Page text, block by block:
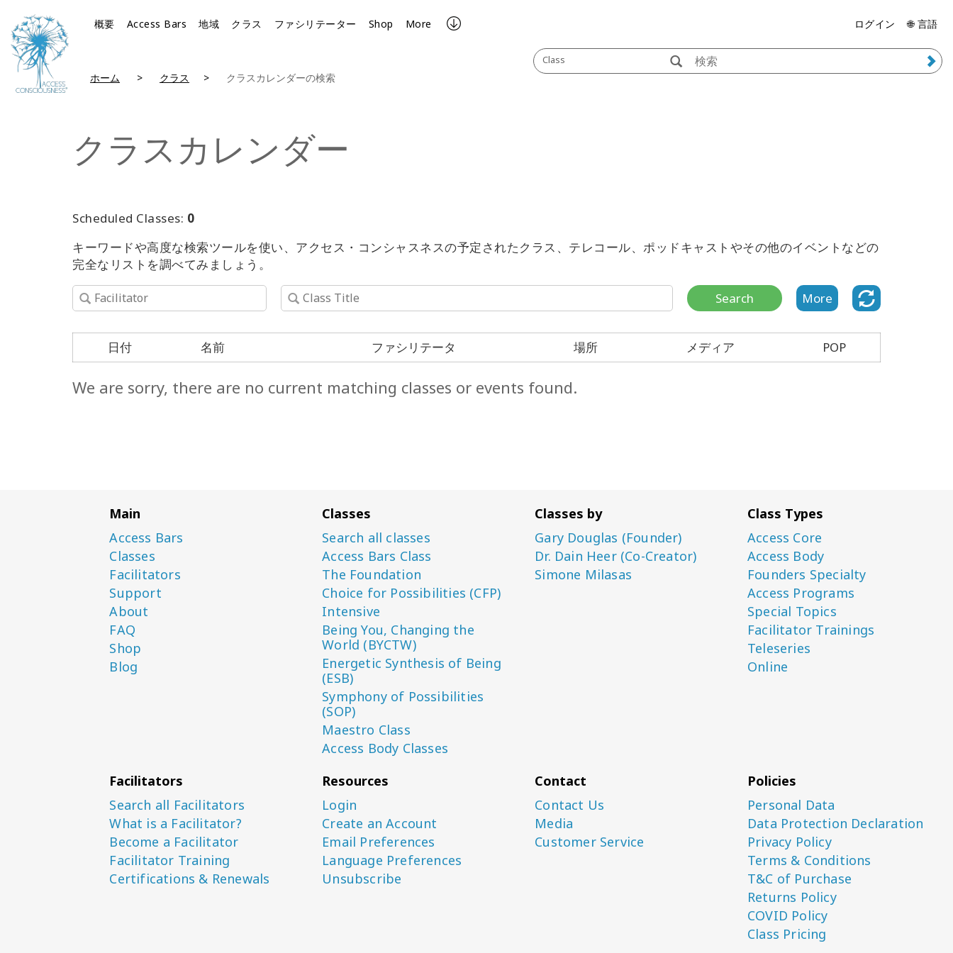
概要 Access Bars 地域 クラス ファシリテーター Shop More ログイン 🌐 言語
Class
ホーム クラス クラスカレンダーの検索
クラスカレンダー
Scheduled Classes: 0
キーワードや高度な検索ツールを使い、アクセス・コンシャスネスの予定されたクラス、テレコール、ポッドキャストやその他のイベントなどの
完全なリストを調べてみましょう。
Search More
日付 名前 ファシリテータ 場所 メディア POP
We are sorry, there are no current matching classes or events found.
Main
Access Bars
Classes
Facilitators
Support
About
FAQ
Shop
Blog
Classes
Search all classes
Access Bars Class
The Foundation
Choice for Possibilities (CFP)
Intensive
Being You, Changing the
World (BYCTW)
Energetic Synthesis of Being
(ESB)
Symphony of Possibilities
(SOP)
Maestro Class
Access Body Classes
Classes by
Gary Douglas (Founder)
Dr. Dain Heer (Co-Creator)
Simone Milasas
Class Types
Access Core
Access Body
Founders Specialty
Access Programs
Special Topics
Facilitator Trainings
Teleseries
Online
Facilitators
Search all Facilitators
What is a Facilitator?
Become a Facilitator
Facilitator Training
Certifications & Renewals
Resources
Login
Create an Account
Email Preferences
Language Preferences
Unsubscribe
Contact
Contact Us
Media
Customer Service
Policies
Personal Data
Data Protection Declaration
Privacy Policy
Terms & Conditions
T&C of Purchase
Returns Policy
COVID Policy
Class Pricing